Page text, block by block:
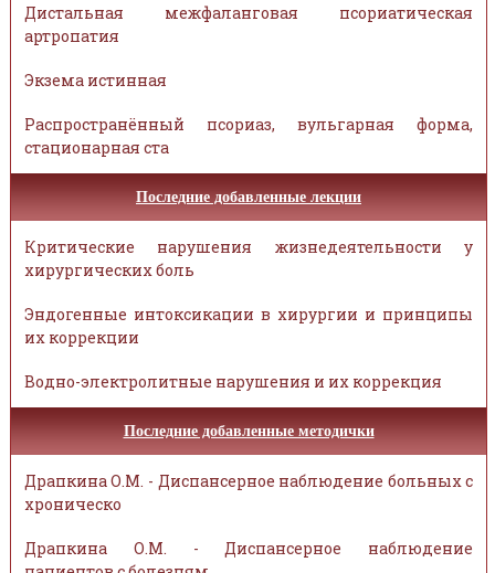
Дистальная межфаланговая псориатическая
артропатия
Экзема истинная
Распространённый псориаз, вульгарная форма,
стационарная ста
Последние добавленные лекции
Критические нарушения жизнедеятельности у
хирургических боль
Эндогенные интоксикации в хирургии и принципы
их коррекции
Водно-электролитные нарушения и их коррекция
Последние добавленные методички
Драпкина О.М. - Диспансерное наблюдение больных с
хроническо
Драпкина О.М. - Диспансерное наблюдение